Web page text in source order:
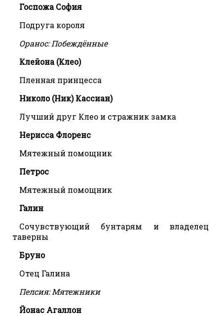
Госпожа София
Подруга короля
Оранос: Побеждённые
Клейона (Клео)
Пленная принцесса
Николо (Ник) Кассиан)
Лучший друг Клео и стражник замка
Нерисса Флоренс
Мятежный помощник
Петрос
Мятежный помощник
Галин
Сочувствующий бунтарям и владелец
таверны
Бруно
Отец Галина
Пелсия: Мятежники
Йонас Агаллон